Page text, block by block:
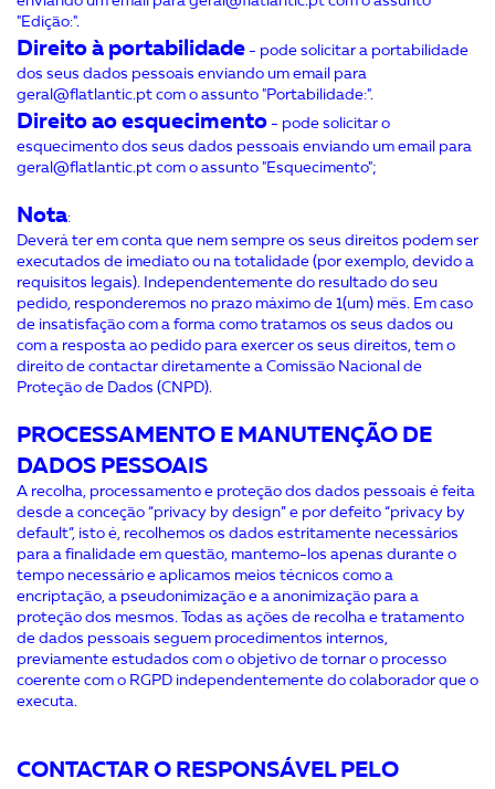
"Edição:".
Direito à portabilidade - pode solicitar a portabilidade
dos seus dados pessoais enviando um email para
geral@flatlantic.pt com o assunto "Portabilidade:".
Direito ao esquecimento - pode solicitar o
esquecimento dos seus dados pessoais enviando um email para
geral@flatlantic.pt com o assunto "Esquecimento";
Nota:
Deverá ter em conta que nem sempre os seus direitos podem ser
executados de imediato ou na totalidade (por exemplo, devido a
requisitos legais). Independentemente do resultado do seu
pedido, responderemos no prazo máximo de 1(um) mês. Em caso
de insatisfação com a forma como tratamos os seus dados ou
com a resposta ao pedido para exercer os seus direitos, tem o
direito de contactar diretamente a Comissão Nacional de
Proteção de Dados (CNPD).
PROCESSAMENTO E MANUTENÇÃO DE
DADOS PESSOAIS
A recolha, processamento e proteção dos dados pessoais é feita
desde a conceção “privacy by design” e por defeito “privacy by
default”, isto é, recolhemos os dados estritamente necessários
para a finalidade em questão, mantemo-los apenas durante o
tempo necessário e aplicamos meios técnicos como a
encriptação, a pseudonimização e a anonimização para a
proteção dos mesmos. Todas as ações de recolha e tratamento
de dados pessoais seguem procedimentos internos,
previamente estudados com o objetivo de tornar o processo
coerente com o RGPD independentemente do colaborador que o
executa.
CONTACTAR O RESPONSÁVEL PELO